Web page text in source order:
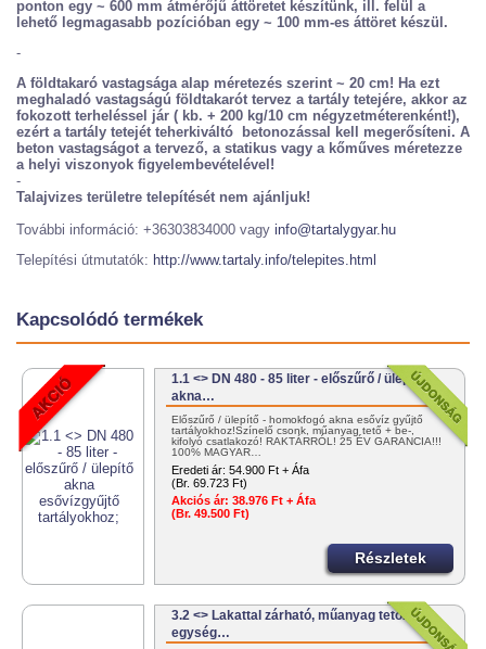
ponton egy ~ 600 mm átmérőjű áttöretet készítünk, ill. felül a
lehető legmagasabb pozícióban egy ~ 100 mm-es áttöret készül.
-
A földtakaró vastagsága alap méretezés szerint ~ 20 cm! Ha ezt
meghaladó vastagságú földtakarót tervez a tartály tetejére, akkor az
fokozott terheléssel jár ( kb. + 200 kg/10 cm négyzetméterenként!),
ezért a tartály tetejét teherkiváltó betonozással kell megerősíteni. A
beton vastagságot a tervező, a statikus vagy a kőműves méretezze
a helyi viszonyok figyelembevételével!
-
Talajvizes területre telepítését nem ajánljuk!
További információ: +36303834000 vagy info@tartalygyar.hu
Telepítési útmutatók: http://www.tartaly.info/telepites.html
Kapcsolódó termékek
1.1 <> DN 480 - 85 liter - előszűrő / ülepítő
akna…
Előszűrő / ülepítő - homokfogó akna esővíz gyűjtő
tartályokhoz!Színelő csonk, műanyag tető + be-,
kifolyó csatlakozó! RAKTÁRRÓL! 25 ÉV GARANCIA!!!
100% MAGYAR…
Eredeti ár: 54.900 Ft + Áfa
(Br. 69.723 Ft)
Akciós ár: 38.976 Ft + Áfa
(Br. 49.500 Ft)
Részletek
3.2 <> Lakattal zárható, műanyag tetőzáró
egység…